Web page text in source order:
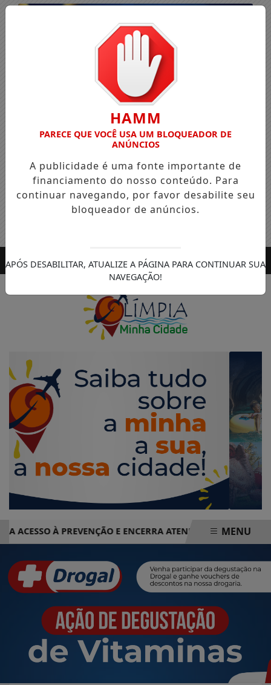
Entrar
À PREVENÇÃO E ENCERRA ATENDIMENTOS COM
MENU
HAMM
PARECE QUE VOCÊ USA UM BLOQUEADOR DE
ANÚNCIOS
A publicidade é uma fonte importante de
financiamento do nosso conteúdo. Para
continuar navegando, por favor desabilite seu
bloqueador de anúncios.
APÓS DESABILITAR, ATUALIZE A PÁGINA PARA CONTINUAR SUA
NAVEGAÇÃO!